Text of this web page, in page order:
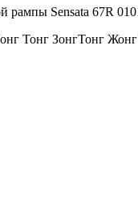
рампы Sensata 67R
Тонг ЗонгТонг